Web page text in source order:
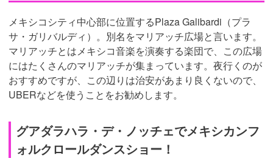
メキシコシティ中心部に位置するPlaza Galibardi（プラ
サ・ガリバルディ）。別名をマリアッチ広場と言います。
マリアッチとはメキシコ音楽を演奏する楽団で、この広場
にはたくさんのマリアッチが集まっています。夜行くのが
おすすめですが、この辺りは治安があまり良くないので、
UBERなどを使うことをお勧めします。
グアダラハラ・デ・ノッチェでメキシカンフ
ォルクロールダンスショー！